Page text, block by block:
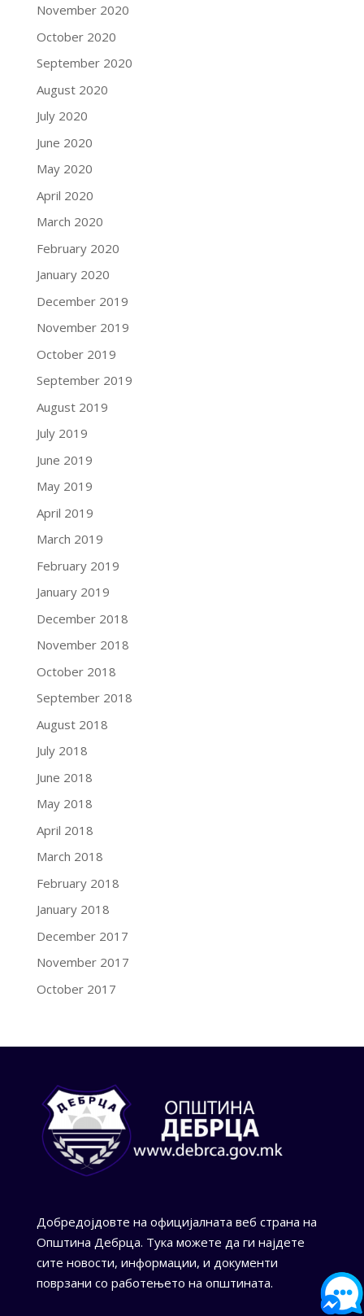
November 2020
October 2020
September 2020
August 2020
July 2020
June 2020
May 2020
April 2020
March 2020
February 2020
January 2020
December 2019
November 2019
October 2019
September 2019
August 2019
July 2019
June 2019
May 2019
April 2019
March 2019
February 2019
January 2019
December 2018
November 2018
October 2018
September 2018
August 2018
July 2018
June 2018
May 2018
April 2018
March 2018
February 2018
January 2018
December 2017
November 2017
October 2017
Добредојдовте на официјалната веб страна на
Општина Дебрца. Тука можете да ги најдете
сите новости, информации, и документи
поврзани со работењето на општината.